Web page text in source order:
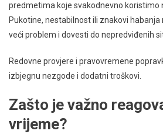
predmetima koje svakodnevno koristimo
Pukotine, nestabilnost ili znakovi
veći problem i dovesti do nepredviđenih
Redovne provjere i pravovremene
izbjegnu nezgode i dodatni troškovi.
Zašto je važno
vrijeme?